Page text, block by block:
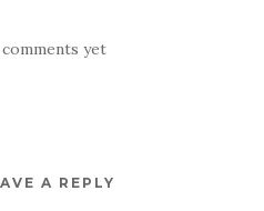
yet
A REPLY